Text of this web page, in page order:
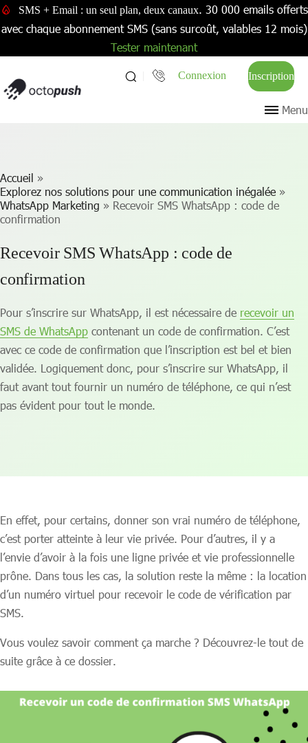
SMS + Email : un seul plan, deux canaux. 30 000 emails offerts
avec chaque abonnement SMS (sans surcoût, valables 12 mois)
Tester maintenant
Connexion Inscription
Menu
Accueil »
Explorez nos solutions pour une communication inégalée »
WhatsApp Marketing » Recevoir SMS WhatsApp : code de
confirmation
Recevoir SMS WhatsApp : code de
confirmation
Pour s’inscrire sur WhatsApp, il est nécessaire de recevoir un
SMS de WhatsApp contenant un code de confirmation. C’est
avec ce code de confirmation que l’inscription est bel et bien
validée. Logiquement donc, pour s’inscrire sur WhatsApp, il
faut avant tout fournir un numéro de téléphone, ce qui n’est
pas évident pour tout le monde.
En effet, pour certains, donner son vrai numéro de téléphone,
c’est porter atteinte à leur vie privée. Pour d’autres, il y a
l’envie d’avoir à la fois une ligne privée et vie professionnelle
prône. Dans tous les cas, la solution reste la même : la location
d’un numéro virtuel pour recevoir le code de vérification par
SMS.
Vous voulez savoir comment ça marche ? Découvrez-le tout de
suite grâce à ce dossier.